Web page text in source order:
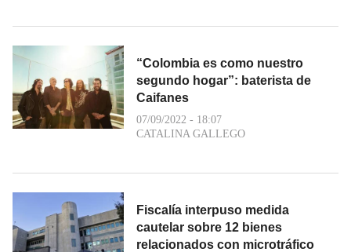
“Colombia es como nuestro
segundo hogar”: baterista de
Caifanes
07/09/2022 - 18:07
CATALINA GALLEGO
Fiscalía interpuso medida
cautelar sobre 12 bienes
relacionados con microtráfico